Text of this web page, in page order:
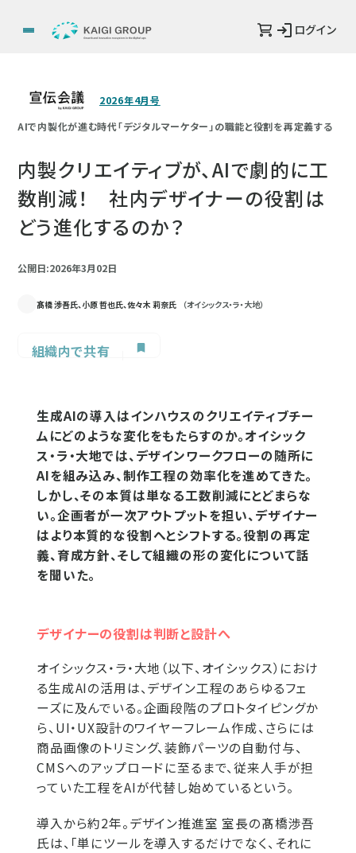
ログイン
2026年4月号
AIで内製化が進む時代「デジタルマーケター」の職能と役割を再定義する
内製クリエイティブが、AIで劇的に工
数削減！ 社内デザイナーの役割は
どう進化するのか？
公開日:2026年3月02日
髙橋 渉吾氏、小原 哲也氏、佐々木 莉奈氏 （オイシックス・ラ・大地）
組織内で共有
生成AIの導入はインハウスのクリエイティブチー
ムにどのような変化をもたらすのか。オイシック
ス・ラ・大地では、デザインワークフローの随所に
AIを組み込み、制作工程の効率化を進めてきた。
しかし、その本質は単なる工数削減にとどまらな
い。企画者が一次アウトプットを担い、デザイナー
はより本質的な役割へとシフトする。役割の再定
義、育成方針、そして組織の形の変化について話
を聞いた。
デザイナーの役割は判断と設計へ
オイシックス・ラ・大地（以下、オイシックス）におけ
る生成AIの活用は、デザイン工程のあらゆるフェ
ーズに及んでいる。企画段階のプロトタイピングか
ら、UI・UX設計のワイヤーフレーム作成、さらには
商品画像のトリミング、装飾パーツの自動付与、
CMSへのアップロードに至るまで、従来人手が担
っていた工程をAIが代替し始めているという。
導入から約2年。デザイン推進室 室長の髙橋渉吾
氏は、「単にツールを導入するだけでなく、それに